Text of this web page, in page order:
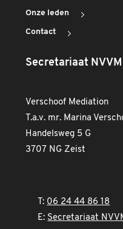
Onze leden
Contact
Secretariaat
Verschoof Mediation
T.a.v. mr. Marina
Handelsweg 5 G
3707 NG Zeist
T: 06 24 44 86 18
E: Secretariaat